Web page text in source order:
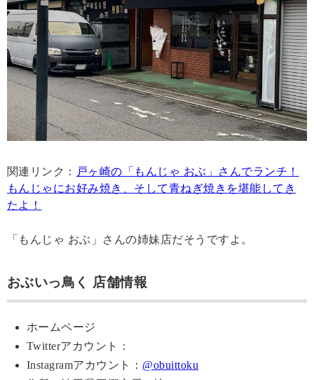
関連リンク：
戸ヶ崎の「もんじゃ おぶ」さんでランチ！
もんじゃにお好み焼き、そして青ねぎ焼きを堪能してき
たよ！
「もんじゃ おぶ」さんの姉妹店だそうですよ。
おぶいっ鳥く 店舗情報
ホームページ
Twitterアカウント：
Instagramアカウント： @obuittoku